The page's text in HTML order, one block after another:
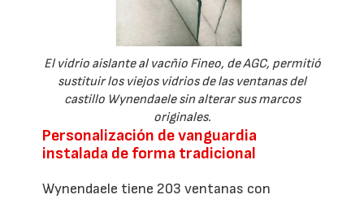
El vidrio aislante al vacñio Fineo, de AGC, permitió
sustituir los viejos vidrios de las ventanas del
castillo Wynendaele sin alterar sus marcos
originales.
Personalización de vanguardia
instalada de forma tradicional
Wynendaele tiene 203 ventanas con